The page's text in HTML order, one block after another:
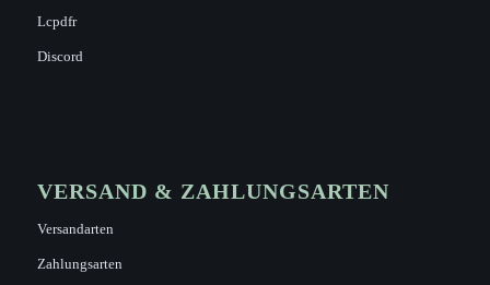
Lcpdfr
Discord
VERSAND & ZAHLUNGSARTEN
Versandarten
Zahlungsarten